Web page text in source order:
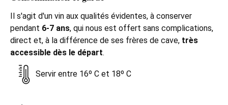
Il s'agit d'un vin aux qualités évidentes, à conserver
pendant 6-7 ans, qui nous est offert sans complications,
direct et, à la différence de ses frères de cave, très
accessible dès le départ.
Servir entre 16º C et 18º C